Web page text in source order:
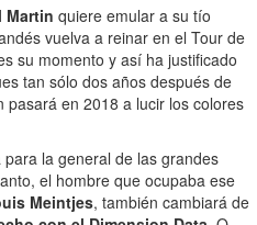
Martin quiere emular a su tío
vuelva a reinar en el Tour de
su momento y así ha justificado
tan sólo dos años después de
pasará en 2018 a lucir los colores
la general de las grandes
el hombre que ocupaba ese
Meintjes, también cambiará de